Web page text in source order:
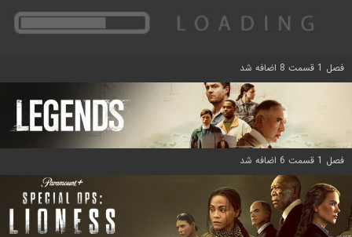
فصل 1 قسمت 8 اضافه شد
فصل 1 قسمت 6 اضافه شد